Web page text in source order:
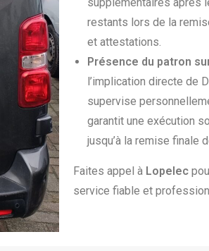
restants lors de la
et attestations.
Présence du patron
l’implication directe de
supervise
garantit une exécution
jusqu’à la remise finale
Faites appel à Lopelec
service fiable et